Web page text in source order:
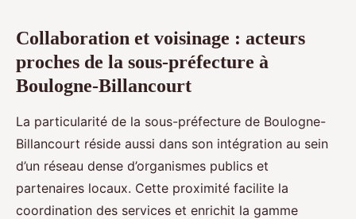
Collaboration et voisinage : acteurs
proches de la sous-préfecture à
Boulogne-Billancourt
La particularité de la sous-préfecture de Boulogne-
Billancourt réside aussi dans son intégration au sein
d’un réseau dense d’organismes publics et
partenaires locaux. Cette proximité facilite la
coordination des services et enrichit la gamme